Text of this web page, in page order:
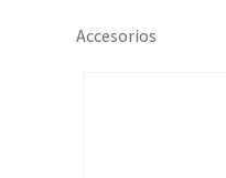
Accesorios